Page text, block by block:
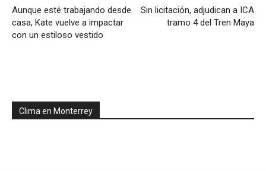
Aunque esté trabajando desde
casa, Kate vuelve a impactar
con un estiloso vestido
Sin licitación, adjudican a ICA
tramo 4 del Tren Maya
Clima en Monterrey